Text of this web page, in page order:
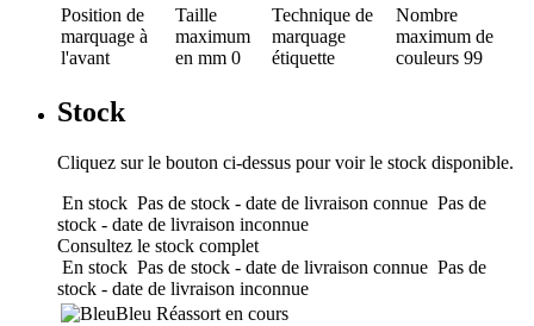
Position de
marquage à
l'avant
Taille
maximum
en mm 0
Technique de
marquage
étiquette
Nombre
maximum de
couleurs 99
Stock
Cliquez sur le bouton ci-dessus pour voir le stock disponible.
En stock Pas de stock - date de livraison connue Pas de
stock - date de livraison inconnue
Consultez le stock complet
En stock Pas de stock - date de livraison connue Pas de
stock - date de livraison inconnue
Bleu Réassort en cours